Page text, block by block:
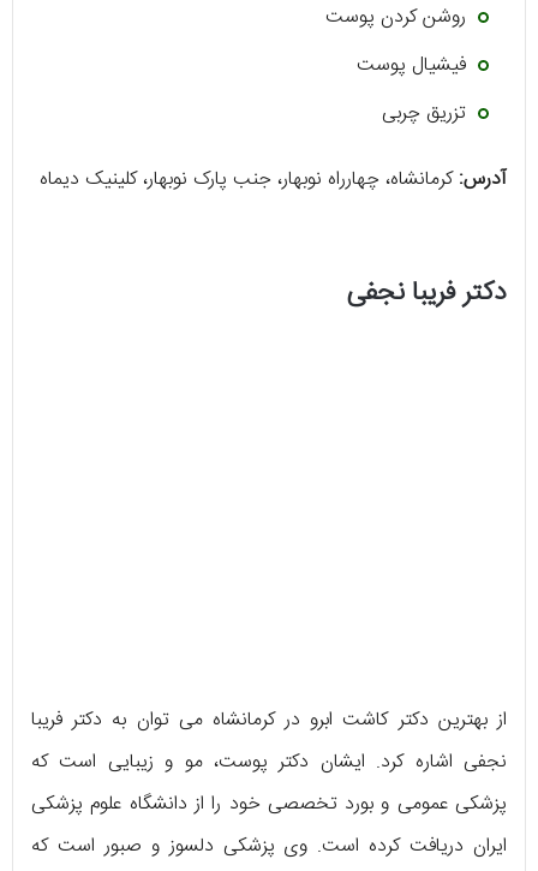
روشن کردن پوست
فیشیال پوست
تزریق چربی
آدرس:کرمانشاه، چهارراه نوبهار، جنب پارک نوبهار، کلینیک دیماه
دکتر فریبا نجفی
از بهترین دکتر کاشت ابرو در کرمانشاه می توان به دکتر فریبا
نجفی اشاره کرد. ایشان دکتر پوست، مو و زیبایی است که
پزشکی عمومی و بورد تخصصی خود را از دانشگاه علوم پزشکی
ایران دریافت کرده است. وی پزشکی دلسوز و صبور است که